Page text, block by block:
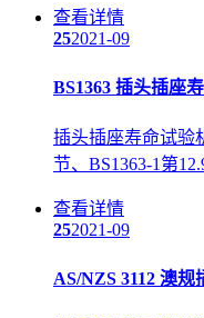
查看详情
252021-09
BS1363 插头插座
插头插座寿命试验
节、BS1363-1第
查看详情
252021-09
AS/NZS 3112 澳